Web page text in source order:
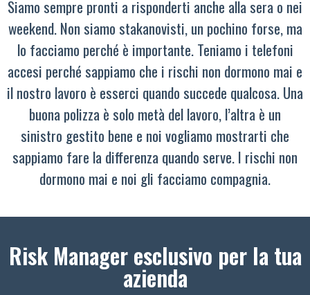
Siamo sempre pronti a risponderti anche alla sera o nei
weekend. Non siamo stakanovisti, un pochino forse, ma
lo facciamo perché è importante. Teniamo i telefoni
accesi perché sappiamo che i rischi non dormono mai e
il nostro lavoro è esserci quando succede qualcosa. Una
buona polizza è solo metà del lavoro, l’altra è un
sinistro gestito bene e noi vogliamo mostrarti che
sappiamo fare la differenza quando serve. I rischi non
dormono mai e noi gli facciamo compagnia.
Risk Manager esclusivo per la tua
azienda